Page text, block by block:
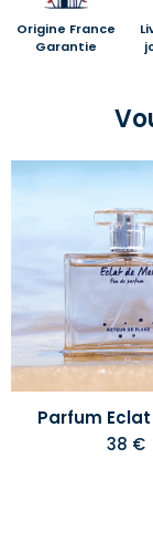
Origine France
Garantie
Parfum Eclat
38 €